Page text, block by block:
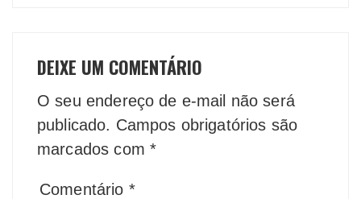
DEIXE UM COMENTÁRIO
O seu endereço de e-mail não será
publicado. Campos obrigatórios são
marcados com *
Comentário *